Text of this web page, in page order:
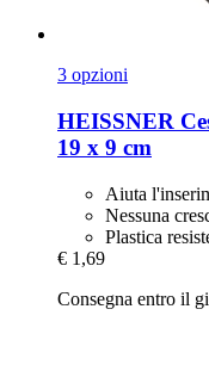
3 opzioni
HEISSNER
19 x 9 cm
Aiuta
Nessuna
Plastica
€ 1,69
Consegna entro il